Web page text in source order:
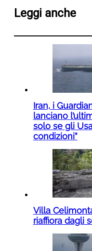
Leggi anche
Iran, i
lanciano
solo se gli
condizioni”
Villa
riaffiora dagli